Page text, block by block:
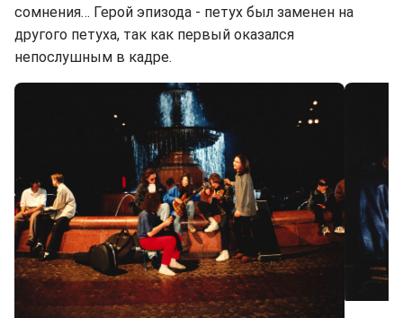
сомнения… Герой эпизода - петух был заменен на
другого петуха, так как первый оказался
непослушным в кадре.